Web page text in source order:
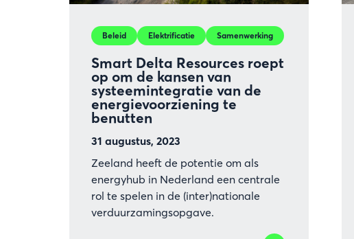
Smart Delta Resources roept
op om de kansen van
systeemintegratie van de
energievoorziening te
benutten
31 augustus, 2023
Beleid Elektrificatie Samenwerking
Zeeland heeft de potentie om als
energyhub in Nederland een centrale
rol te spelen in de (inter)nationale
verduurzamingsopgave.